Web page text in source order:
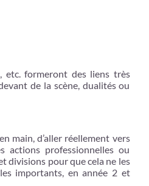
etc. formeront des liens très
de la scène, dualités ou
main, d’aller réellement vers
professionnelles ou
divisions pour que cela ne les
importants, en année 2 et